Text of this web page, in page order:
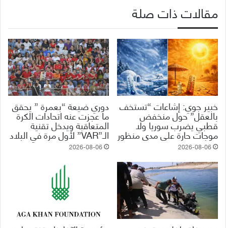
مقالات ذات صلة
خبير جوي: إشاعات “تستخف
بالعقل” حول منخفض
قطبي يضرب سوريا ولا
موجات حارة على مدى منظور
2026-08-06
دوري ضيعة “بعمرة ” يحقق
ما عجزت عنه اتحادات الكرة
المتعاقبة ويدخل تقنية
الـ”VAR” لأول مرة في البلاد
2026-08-06